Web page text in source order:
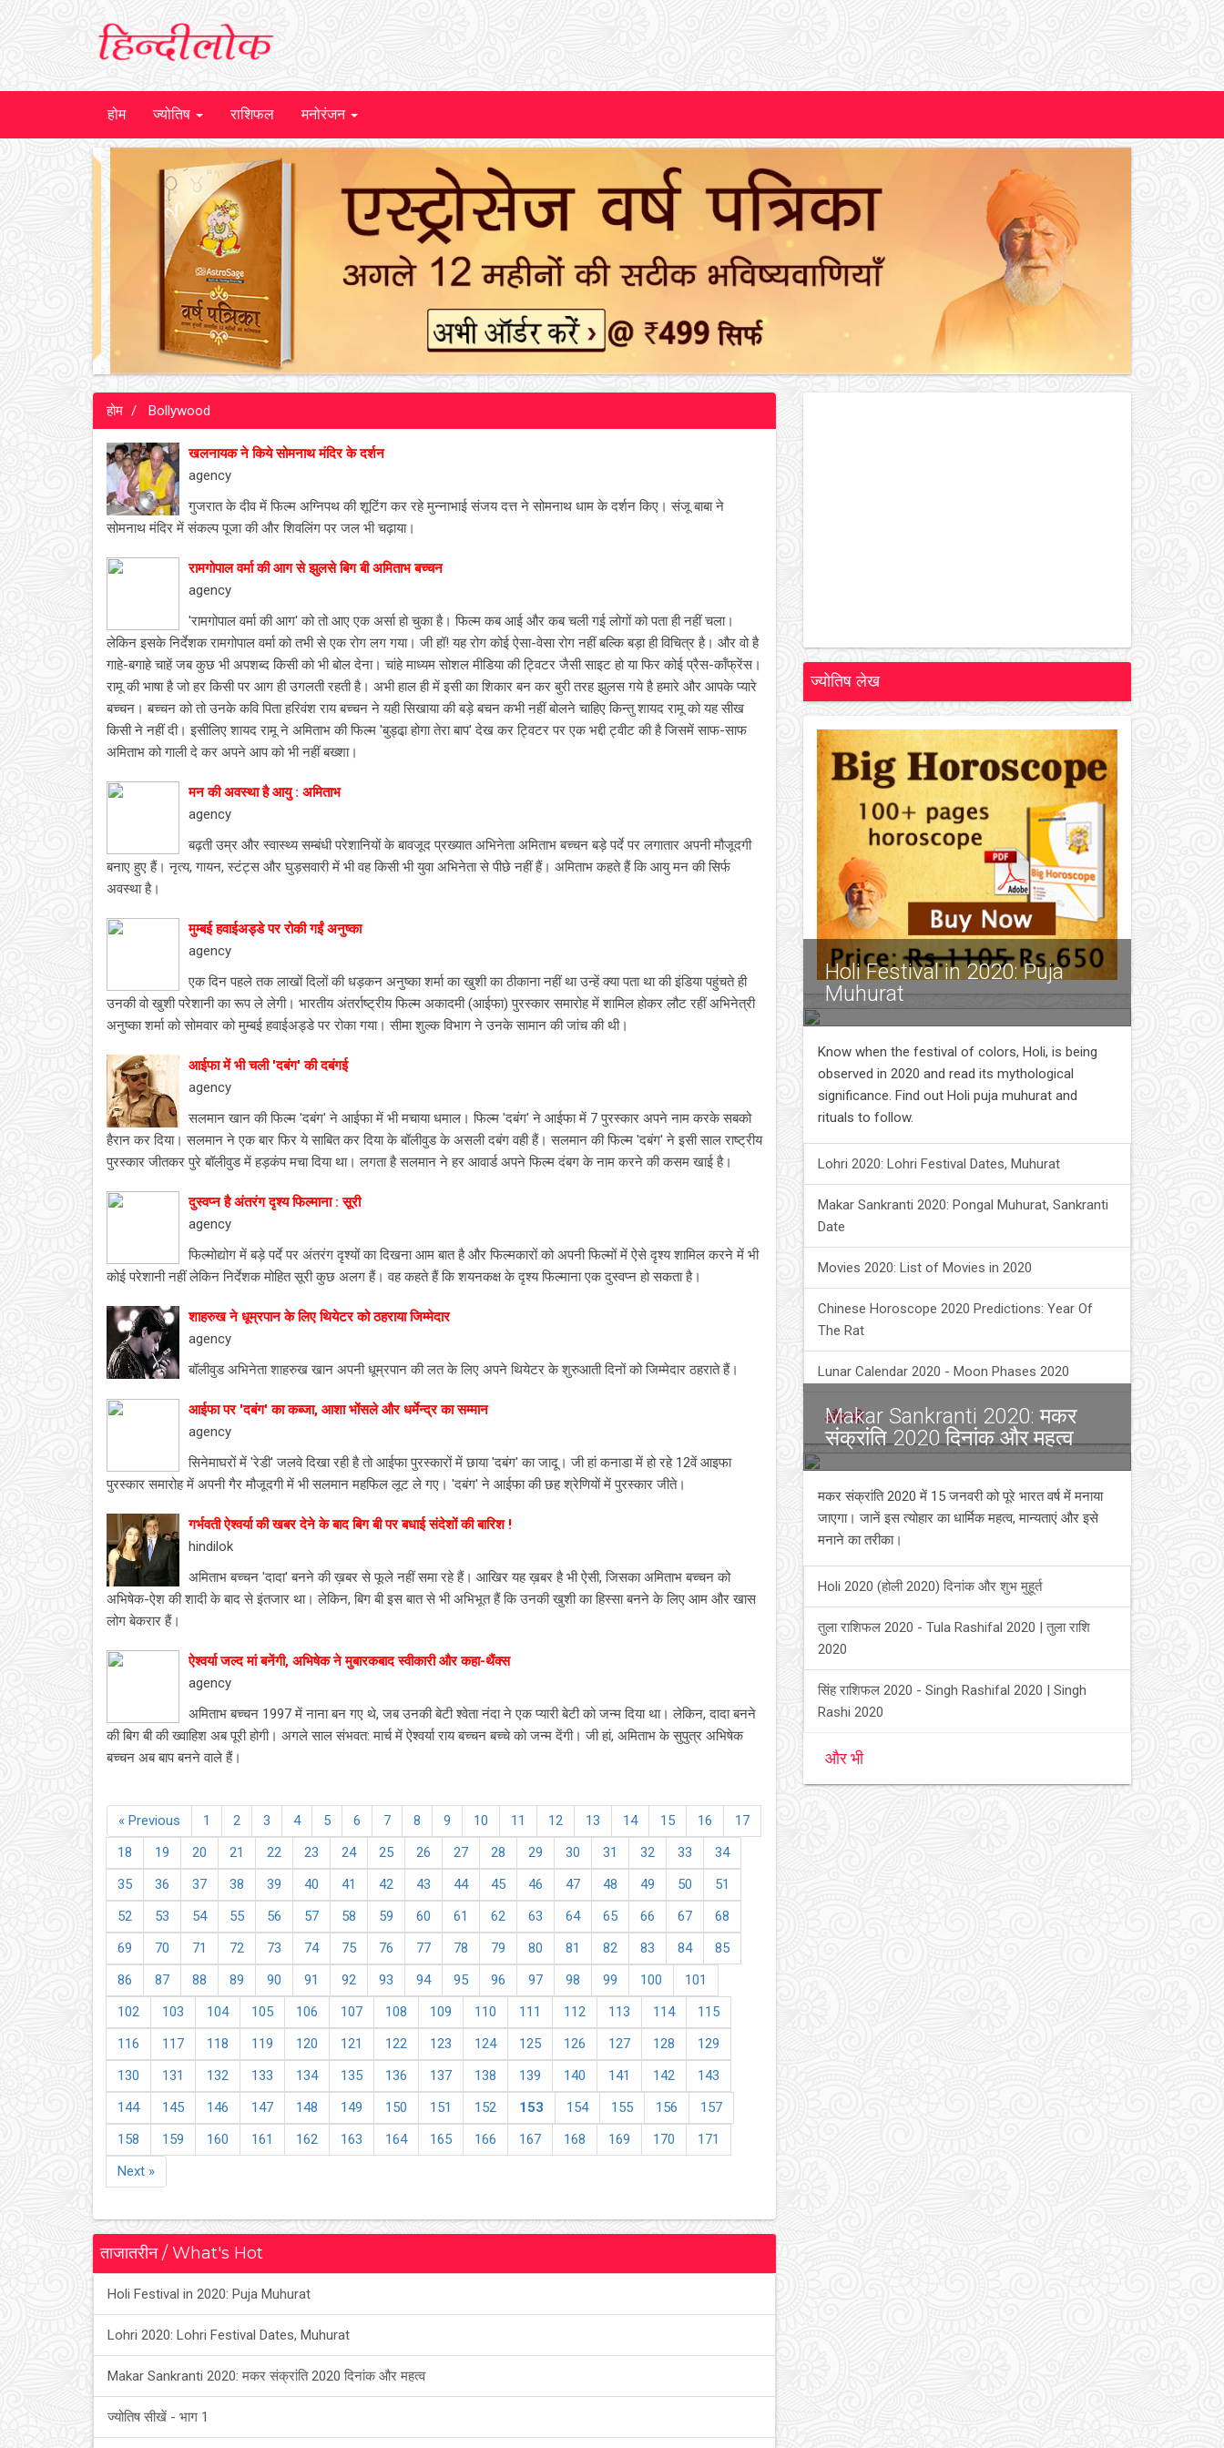
होम ज्योतिष राशिफल मनोरंजन
होम Bollywood
खलनायक ने किये सोमनाथ मंदिर के दर्शन
agency
गुजरात के दीव में फिल्म अग्निपथ की शूटिंग कर रहे मुन्नाभाई संजय दत्त ने सोमनाथ धाम के दर्शन किए। संजू बाबा ने
सोमनाथ मंदिर में संकल्प पूजा की और शिवलिंग पर जल भी चढ़ाया।
रामगोपाल वर्मा की आग से झुलसे बिग बी अमिताभ बच्‍चन
agency
'रामगोपाल वर्मा की आग' को तो आए एक अर्सा हो चुका है। फिल्‍म कब आई और कब चली गई लोगों को पता ही नहीं चला।
लेकिन इसके निर्देशक रामगोपाल वर्मा को तभी से एक रोग लग गया। जी हॉ! यह रोग कोई ऐसा-वेसा रोग नहीं बल्कि बड़ा ही विचित्र है। और वो है
गाहे-बगाहे चाहें जब कुछ भी अपशब्‍द किसी को भी बोल देना। चांहे माध्‍यम सोशल मीडिया की ट्विटर जैसी साइट हो या फिर कोई प्रैस-कॉंफ्रेंस।
रामू की भाषा है जो हर किसी पर आग ही उगलती रहती है। अभी हाल ही में इसी का शिकार बन कर बुरी तरह झुलस गये है हमारे और आपके प्‍यारे
बच्‍चन। बच्‍चन को तो उनके कवि पिता हरिवंश राय बच्‍चन ने यही सिखाया की बड़े बचन कभी नहीं बोलने चाहिए किन्‍तु शायद रामू को यह सीख
किसी ने नहीं दी। इसीलिए शायद रामू ने अमिताभ की फिल्‍म 'बुड्ढा़ होगा तेरा बाप' देख कर ट्विटर पर एक भद्दी ट्वीट की है जिसमें साफ-साफ
अमिताभ को गाली दे कर अपने आप को भी नहीं बख्‍शा।
मन की अवस्था है आयु : अमिताभ
agency
बढ़ती उम्र और स्वास्थ्य सम्बंधी परेशानियों के बावजूद प्रख्यात अभिनेता अमिताभ बच्चन बड़े पर्दे पर लगातार अपनी मौजूदगी
बनाए हुए हैं। नृत्य, गायन, स्टंट्स और घुड़सवारी में भी वह किसी भी युवा अभिनेता से पीछे नहीं हैं। अमिताभ कहते हैं कि आयु मन की सिर्फ
अवस्था है।
मुम्बई हवाईअड्डे पर रोकी गईं अनुष्का
agency
एक दिन पहले तक लाखों दिलों की धड़कन अनुष्का शर्मा का खुशी का ठीकाना नहीं था उन्हें क्या पता था की इंडिया पहुंचते ही
उनकी वो खुशी परेशानी का रूप ले लेगी। भारतीय अंतर्राष्ट्रीय फिल्म अकादमी (आईफा) पुरस्कार समारोह में शामिल होकर लौट रहीं अभिनेत्री
अनुष्का शर्मा को सोमवार को मुम्बई हवाईअड्डे पर रोका गया। सीमा शुल्क विभाग ने उनके सामान की जांच की थी।
आईफा में भी चली 'दबंग' की दबंगई
agency
सलमान खान की फिल्म 'दबंग' ने आईफा में भी मचाया धमाल। फिल्म 'दबंग' ने आईफा में 7 पुरस्कार अपने नाम करके सबको
हैरान कर दिया। सलमान ने एक बार फिर ये साबित कर दिया के बॉलीवुड के असली दबंग वही हैं। सलमान की फिल्म 'दबंग' ने इसी साल राष्ट्रीय
पुरस्कार जीतकर पुरे बॉलीवुड में हड़कंप मचा दिया था। लगता है सलमान ने हर आवार्ड अपने फिल्म दंबग के नाम करने की कसम खाई है।
दुस्वप्न है अंतरंग दृश्य फिल्माना : सूरी
agency
फिल्मोद्योग में बड़े पर्दे पर अंतरंग दृश्यों का दिखना आम बात है और फिल्मकारों को अपनी फिल्मों में ऐसे दृश्य शामिल करने में भी
कोई परेशानी नहीं लेकिन निर्देशक मोहित सूरी कुछ अलग हैं। वह कहते हैं कि शयनकक्ष के दृश्य फिल्माना एक दुस्वप्न हो सकता है।
शाहरुख ने धूम्रपान के लिए थियेटर को ठहराया जिम्मेदार
agency
बॉलीवुड अभिनेता शाहरुख खान अपनी धूम्रपान की लत के लिए अपने थियेटर के शुरुआती दिनों को जिम्मेदार ठहराते हैं।
आईफा पर 'दबंग' का कब्जा, आशा भोंसले और धर्मेन्द्र का सम्मान
agency
सिनेमाघरों में 'रेडी' जलवे दिखा रही है तो आईफा पुरस्कारों में छाया 'दबंग' का जादू। जी हां कनाडा में हो रहे 12वें आइफा
पुरस्कार समारोह में अपनी गैर मौजूदगी में भी सलमान महफिल लूट ले गए। 'दबंग' ने आईफा की छह श्रेणियों में पुरस्कार जीते।
गर्भवती ऐश्वर्या की खबर देने के बाद बिग बी पर बधाई संदेशों की बारिश !
hindilok
अमिताभ बच्चन 'दादा' बनने की ख़बर से फूले नहीं समा रहे हैं। आखिर यह ख़बर है भी ऐसी, जिसका अमिताभ बच्चन को
अभिषेक-ऐश की शादी के बाद से इंतजार था। लेकिन, बिग बी इस बात से भी अभिभूत हैं कि उनकी खुशी का हिस्सा बनने के लिए आम और खास
लोग बेकरार हैं।
ऐश्वर्या जल्द मां बनेंगी, अभिषेक ने मुबारकबाद स्वीकारी और कहा-थैंक्स
agency
अमिताभ बच्चन 1997 में नाना बन गए थे, जब उनकी बेटी श्वेता नंदा ने एक प्यारी बेटी को जन्म दिया था। लेकिन, दादा बनने
की बिग बी की ख्वाहिश अब पूरी होगी। अगले साल संभवत: मार्च में ऐश्वर्या राय बच्चन बच्चे को जन्म देंगी। जी हां, अमिताभ के सुपुत्र अभिषेक
बच्चन अब बाप बनने वाले हैं।
« Previous 1 2 3 4 5 6 7 8 9 10 11 12 13 14 15 16
17
18
19 20 21 22 23 24 25 26 27 28 29 30 31 32 33
34
35
36 37 38 39 40 41 42 43 44 45 46 47 48 49 50
51
52
53 54 55 56 57 58 59 60 61 62 63 64 65 66 67
68
69
70 71 72 73 74 75 76 77 78 79 80 81 82 83 84
85
86
87 88 89 90 91 92 93 94 95 96 97 98 99 100
101
102
103 104 105 106 107 108 109 110 111 112 113 114
115
116
117 118 119 120 121 122 123 124 125 126 127 128
129
130
131 132 133 134 135 136 137 138 139 140 141 142
143
144
145 146 147 148 149 150 151 152 153 154 155 156
157
158
159 160 161 162 163 164 165 166 167 168 169 170
171
Next »
ताजातरीन / What's Hot
Holi Festival in 2020: Puja Muhurat
Lohri 2020: Lohri Festival Dates, Muhurat
Makar Sankranti 2020: मकर संक्रांति 2020 दिनांक और महत्व
ज्योतिष सीखें - भाग 1
ज्योतिष लेख
Holi Festival in 2020: Puja
Muhurat
Know when the festival of colors, Holi, is being
observed in 2020 and read its mythological
significance. Find out Holi puja muhurat and
rituals to follow.
Lohri 2020: Lohri Festival Dates, Muhurat
Makar Sankranti 2020: Pongal Muhurat, Sankranti
Date
Movies 2020: List of Movies in 2020
Chinese Horoscope 2020 Predictions: Year Of
The Rat
Lunar Calendar 2020 - Moon Phases 2020
और भी
Makar Sankranti 2020: मकर
संक्रांति 2020 दिनांक और महत्व
मकर संक्रांति 2020 में 15 जनवरी को पूरे भारत वर्ष में मनाया
जाएगा। जानें इस त्योहार का धार्मिक महत्व, मान्यताएं और इसे
मनाने का तरीका।
Holi 2020 (होली 2020) दिनांक और शुभ मुहूर्त
तुला राशिफल 2020 - Tula Rashifal 2020 | तुला राशि
2020
सिंह राशिफल 2020 - Singh Rashifal 2020 | Singh
Rashi 2020
और भी